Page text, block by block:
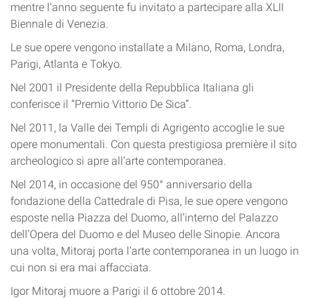
mentre l’anno seguente fu invitato a partecipare alla XLII
Biennale di Venezia.
Le sue opere vengono installate a Milano, Roma, Londra,
Parigi, Atlanta e Tokyo.
Nel 2001 il Presidente della Repubblica Italiana gli
conferisce il “Premio Vittorio De Sica”.
Nel 2011, la Valle dei Templi di Agrigento accoglie le sue
opere monumentali. Con questa prestigiosa première il sito
archeologico si apre all’arte contemporanea.
Nel 2014, in occasione del 950° anniversario della
fondazione della Cattedrale di Pisa, le sue opere vengono
esposte nella Piazza del Duomo, all’interno del Palazzo
dell’Opera del Duomo e del Museo delle Sinopie. Ancora
una volta, Mitoraj porta l’arte contemporanea in un luogo in
cui non si era mai affacciata.
Igor Mitoraj muore a Parigi il 6 ottobre 2014.